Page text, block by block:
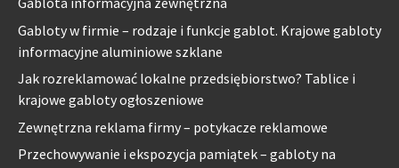
Gabloty w firmie – rodzaje i funkcje gablot. Krajowe gabloty
informacyjne aluminiowe szklane
Jak rozreklamować lokalne przedsiębiorstwo? Tablice i
krajowe gabloty ogłoszeniowe
Zewnętrzna reklama firmy – potykacze reklamowe
Przechowywanie i ekspozycja pamiątek – gabloty na